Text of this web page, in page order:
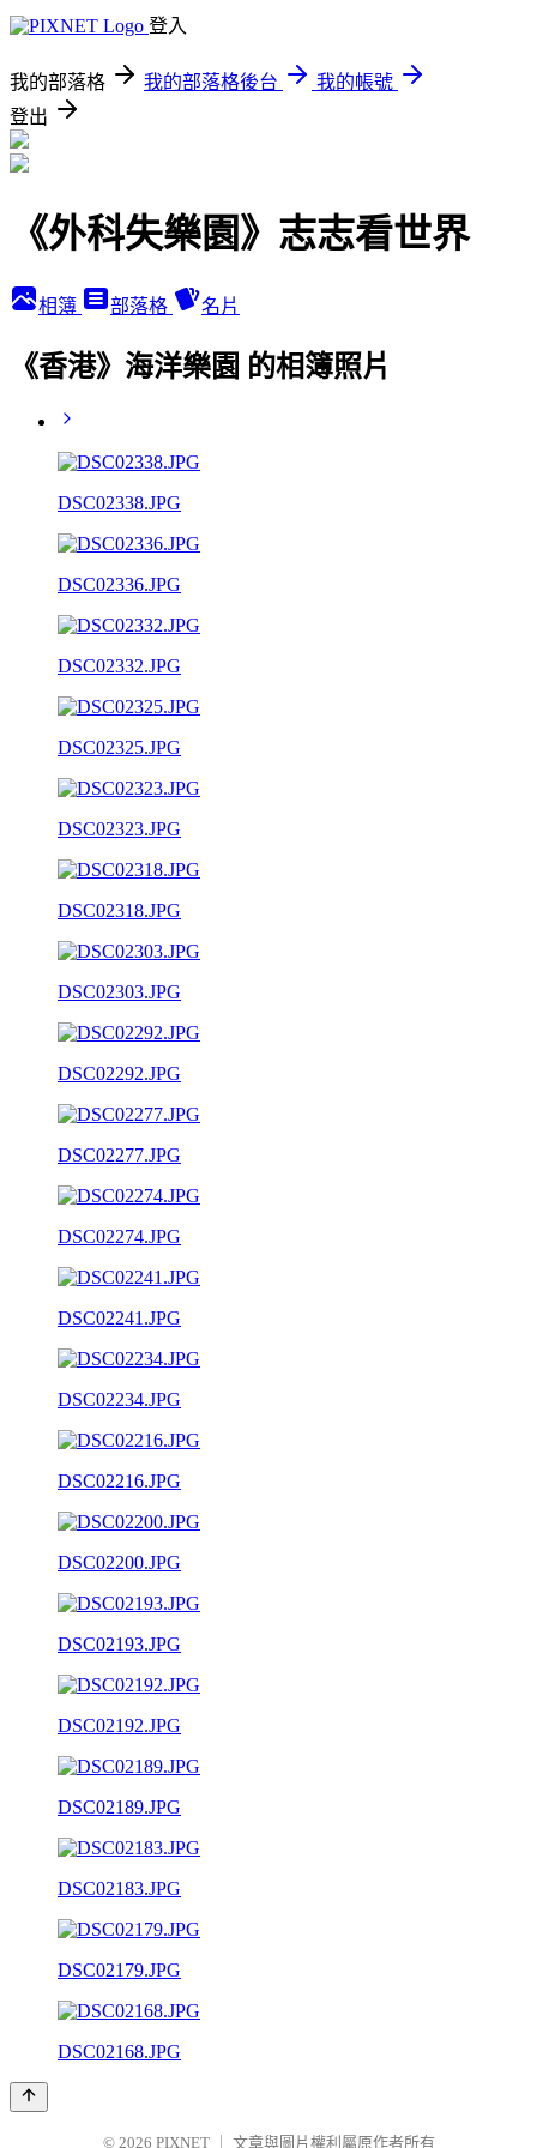
登入
我的部落格 我的部落格後台
我的帳號
登出
《外科失樂園》志志看世界
相簿 部落格 名片
《香港》海洋樂園 的相簿照片
DSC02338.JPG
DSC02336.JPG
DSC02332.JPG
DSC02325.JPG
DSC02323.JPG
DSC02318.JPG
DSC02303.JPG
DSC02292.JPG
DSC02277.JPG
DSC02274.JPG
DSC02241.JPG
DSC02234.JPG
DSC02216.JPG
DSC02200.JPG
DSC02193.JPG
DSC02192.JPG
DSC02189.JPG
DSC02183.JPG
DSC02179.JPG
DSC02168.JPG
© 2026 PIXNET 文章與圖片權利屬原作者所有